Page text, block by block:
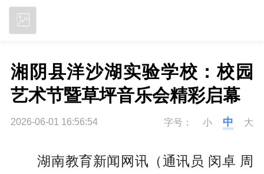
湘阴县洋沙湖实验学校：校园
艺术节暨草坪音乐会精彩启幕
2026-06-01 16:56:54 字号： 小 中 大
湖南教育新闻网讯（通讯员 闵卓 周